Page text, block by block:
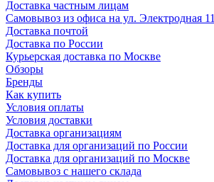
Доставка частным лицам
Самовывоз из офиса на ул. Электродная 11
Доставка почтой
Доставка по России
Курьерская доставка по Москве
Обзоры
Бренды
Как купить
Условия оплаты
Условия доставки
Доставка организациям
Доставка для организаций по России
Доставка для организаций по Москве
Самовывоз с нашего склада